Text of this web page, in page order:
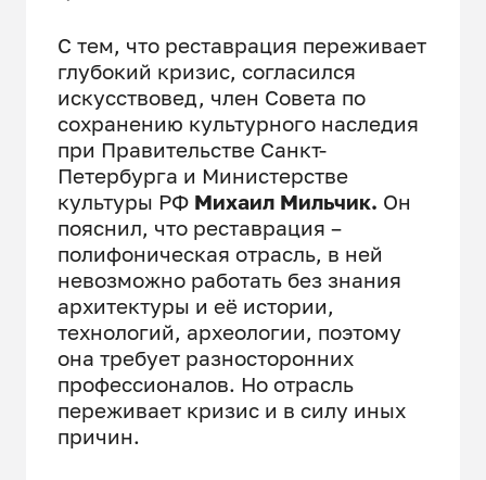
С тем, что реставрация переживает
глубокий кризис, согласился
искусствовед, член Совета по
сохранению культурного наследия
при Правительстве Санкт-
Петербурга и Министерстве
культуры РФ Михаил Мильчик. Он
пояснил, что реставрация –
полифоническая отрасль, в ней
невозможно работать без знания
архитектуры и её истории,
технологий, археологии, поэтому
она требует разносторонних
профессионалов. Но отрасль
переживает кризис и в силу иных
причин.